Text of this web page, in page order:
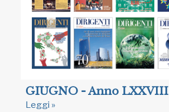
GIUGNO - Anno LXXVIII
Leggi »